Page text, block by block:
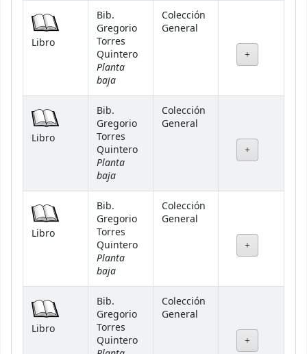
Libro
Bib.
Gregorio
Torres
Quintero
Planta
baja
Colección
General
Libro
Bib.
Gregorio
Torres
Quintero
Planta
baja
Colección
General
Libro
Bib.
Gregorio
Torres
Quintero
Planta
baja
Colección
General
Libro
Bib.
Gregorio
Torres
Quintero
Colección
General